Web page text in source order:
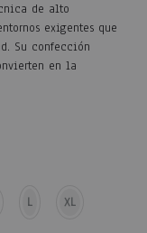
de alto
exigentes que
Su confección
en la
L XL